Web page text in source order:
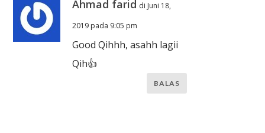
Ahmad farid di Juni 18,
2019 pada 9:05 pm
Good Qihhh, asahh lagii
Qih👍
BALAS